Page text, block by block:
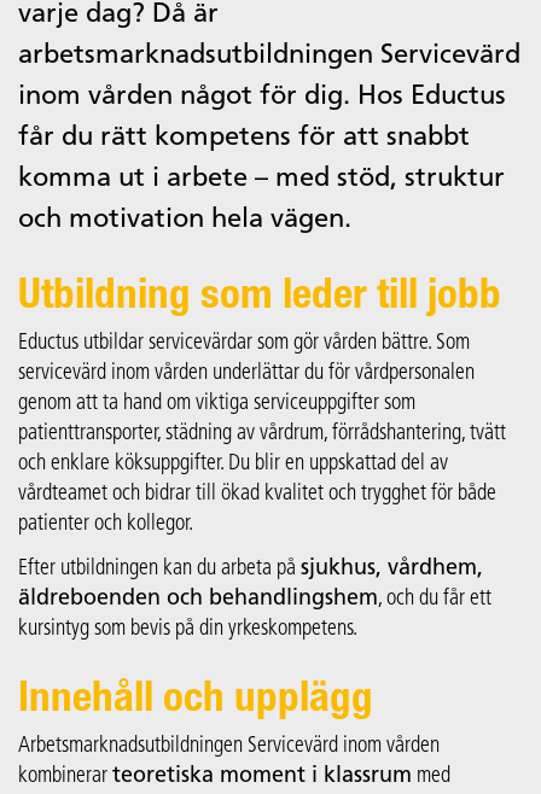
varje dag? Då är
arbetsmarknadsutbildningen Servicevärd
inom vården något för dig. Hos Eductus
får du rätt kompetens för att snabbt
komma ut i arbete – med stöd, struktur
och motivation hela vägen.
Utbildning som leder till jobb
Eductus utbildar servicevärdar som gör vården bättre. Som
servicevärd inom vården underlättar du för vårdpersonalen
genom att ta hand om viktiga serviceuppgifter som
patienttransporter, städning av vårdrum, förrådshantering, tvätt
och enklare köksuppgifter. Du blir en uppskattad del av
vårdteamet och bidrar till ökad kvalitet och trygghet för både
patienter och kollegor.
Efter utbildningen kan du arbeta på sjukhus, vårdhem,
äldreboenden och behandlingshem, och du får ett
kursintyg som bevis på din yrkeskompetens.
Innehåll och upplägg
Arbetsmarknadsutbildningen Servicevärd inom vården
kombinerar teoretiska moment i klassrum med